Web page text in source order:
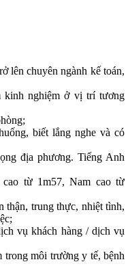
lên chuyên ngành kế toán,
kinh nghiệm ở vị trí tương
biết lắng nghe và có
địa phương. Tiếng Anh
từ 1m57, Nam cao từ
thận, trung thực, nhiệt tình,
vụ khách hàng / dịch vụ
môi trường y tế, bệnh